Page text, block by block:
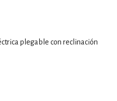
plegable con reclinación